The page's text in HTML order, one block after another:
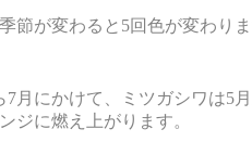
節が変わると5回色が変わ
にかけて、ミツガシワは5
ジに燃え上がります。